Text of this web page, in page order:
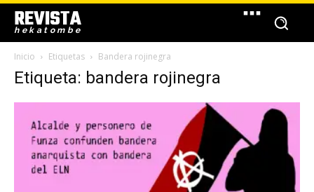
REVISTA
hekatombe
Inicio Etiquetas Bandera rojinegra
Etiqueta: bandera rojinegra